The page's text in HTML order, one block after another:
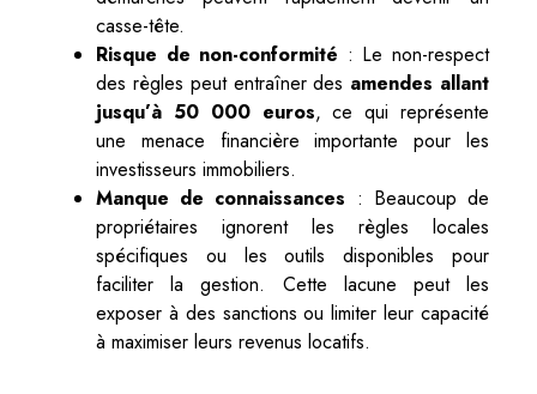
casse-tête.
Risque de non-conformité : Le non-respect
des règles peut entraîner des amendes allant
jusqu’à 50 000 euros, ce qui représente
une menace financière importante pour les
investisseurs immobiliers.
Manque de connaissances : Beaucoup de
propriétaires ignorent les règles locales
spécifiques ou les outils disponibles pour
faciliter la gestion. Cette lacune peut les
exposer à des sanctions ou limiter leur capacité
à maximiser leurs revenus locatifs.